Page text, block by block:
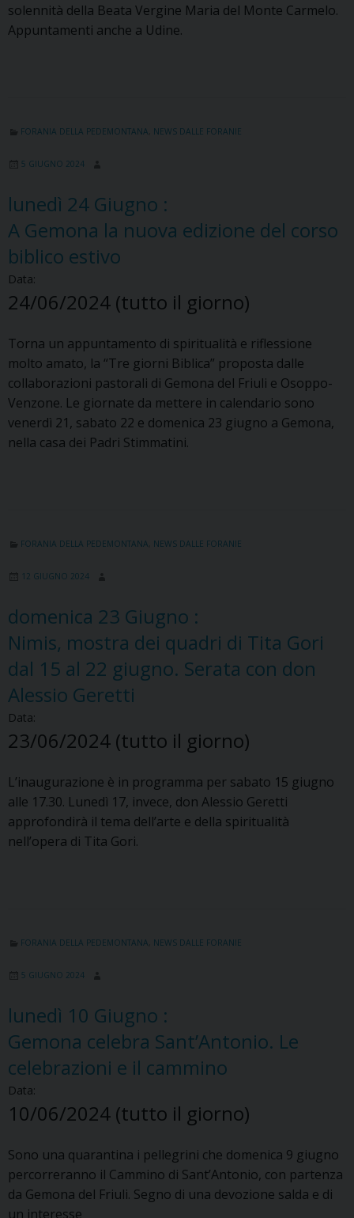
solennità della Beata Vergine Maria del Monte Carmelo.
Appuntamenti anche a Udine.
FORANIA DELLA PEDEMONTANA NEWS DALLE FORANIE
5 GIUGNO 2024
lunedì 24 Giugno :
A Gemona la nuova edizione del corso
biblico estivo
Data:
24/06/2024 (tutto il giorno)
Torna un appuntamento di spiritualità e riflessione
molto amato, la “Tre giorni Biblica” proposta dalle
collaborazioni pastorali di Gemona del Friuli e Osoppo-
Venzone. Le giornate da mettere in calendario sono
venerdì 21, sabato 22 e domenica 23 giugno a Gemona,
nella casa dei Padri Stimmatini.
FORANIA DELLA PEDEMONTANA NEWS DALLE FORANIE
12 GIUGNO 2024
domenica 23 Giugno :
Nimis, mostra dei quadri di Tita Gori
dal 15 al 22 giugno. Serata con don
Alessio Geretti
Data:
23/06/2024 (tutto il giorno)
L’inaugurazione è in programma per sabato 15 giugno
alle 17.30. Lunedì 17, invece, don Alessio Geretti
approfondirà il tema dell’arte e della spiritualità
nell’opera di Tita Gori.
FORANIA DELLA PEDEMONTANA NEWS DALLE FORANIE
5 GIUGNO 2024
lunedì 10 Giugno :
Gemona celebra Sant’Antonio. Le
celebrazioni e il cammino
Data:
10/06/2024 (tutto il giorno)
Sono una quarantina i pellegrini che domenica 9 giugno
percorreranno il Cammino di Sant’Antonio, con partenza
da Gemona del Friuli. Segno di una devozione salda e di
un interesse